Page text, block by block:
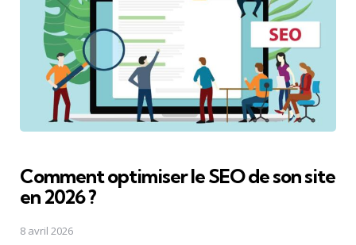
Comment optimiser le SEO de son site
en 2026 ?
8 avril 2026